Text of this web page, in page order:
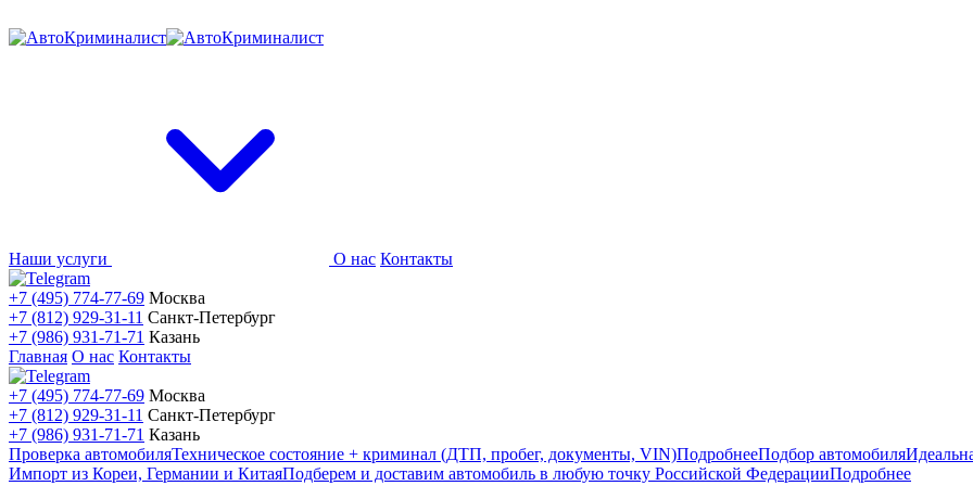
Наши услуги О нас Контакты
+7 (495) 774-77-69 Москва
+7 (812) 929-31-11 Санкт-Петербург
+7 (986) 931-71-71 Казань
Главная О нас Контакты
+7 (495) 774-77-69 Москва
+7 (812) 929-31-11 Санкт-Петербург
+7 (986) 931-71-71 Казань
Проверка автомобиляТехническое состояние + криминал (ДТП, пробег, документы, VIN)ПодробнееПодбор автомобиля
Импорт из Кореи, Германии и КитаяПодберем и доставим автомобиль в любую точку Российской ФедерацииПодробнее